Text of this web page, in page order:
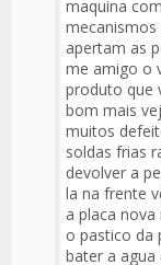
maquina
apertam as
me amigo o
produto que
bom mais
muitos
soldas frias
devolver a
la na frente
a placa nova
o pastico da
bater a